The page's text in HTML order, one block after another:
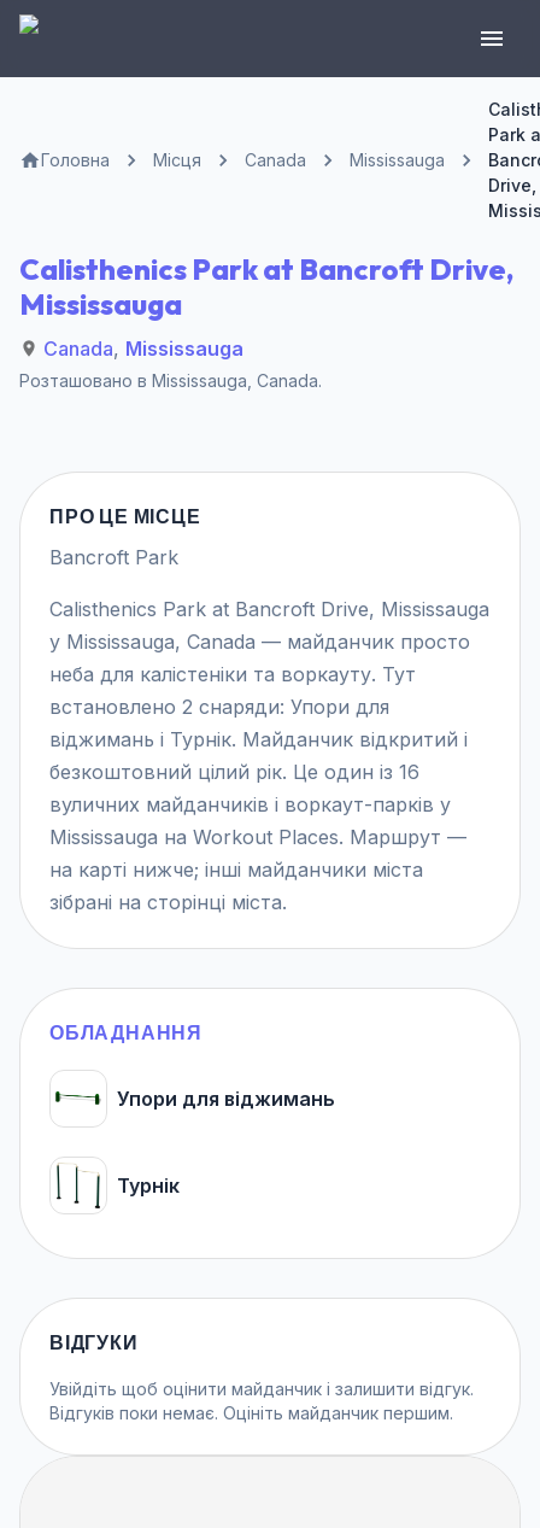
Головна Місця Canada Mississauga
Park
Drive,
Calisthenics Park at Bancroft Drive,
Mississauga
Canada, Mississauga
Розташовано в Mississauga Canada.
ПРО ЦЕ МІСЦЕ
Bancroft Park
Calisthenics Park at Bancroft Drive, Mississauga
у Mississauga, Canada — майданчик просто
неба для калістеніки та воркауту. Тут
встановлено 2 снаряди: Упори для
віджимань і Турнік. Майданчик відкритий і
безкоштовний цілий рік. Це один із 16
вуличних майданчиків і воркаут-парків у
Mississauga на Workout Places. Маршрут —
на карті нижче; інші майданчики міста
зібрані на сторінці міста.
ОБЛАДНАННЯ
Упори для віджимань
Турнік
ВІДГУКИ
Увійдіть щоб оцінити майданчик і залишити відгук.
Відгуків поки немає. Оцініть майданчик першим.